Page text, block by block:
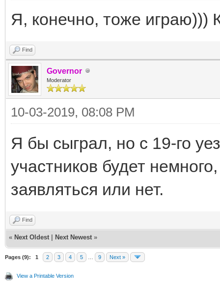
Я, конечно, тоже играю)))
Find
Governor
Moderator
10-03-2019, 08:08 PM
Я бы сыграл, но с 19-го
участников будет
заявляться или нет.
Find
« Next Oldest Next Newest »
Pages (9): 1 2 3 4 5 9 Next »
View a Printable Version